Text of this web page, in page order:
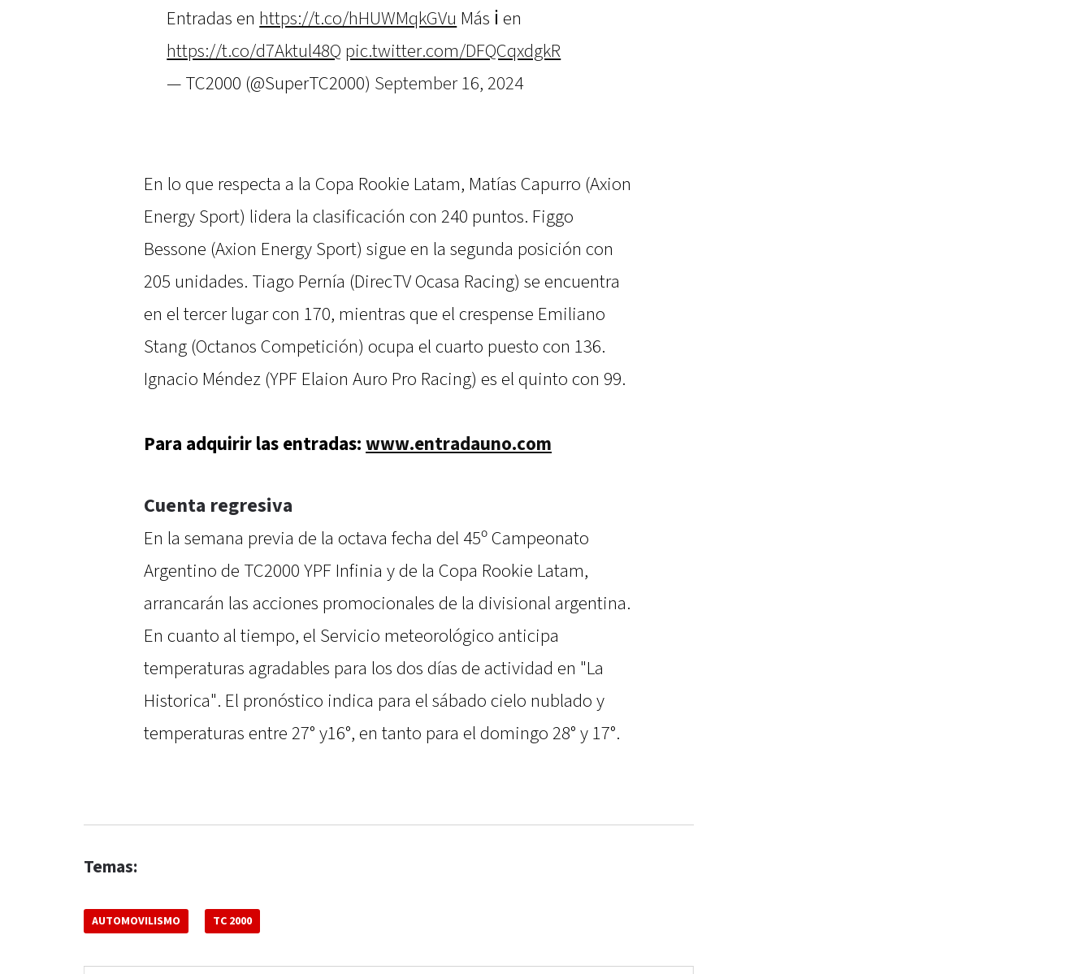
Entradas en https://t.co/hHUWMqkGVu Más ℹ️ en
https://t.co/d7Aktul48Q pic.twitter.com/DFQCqxdgkR
— TC2000 (@SuperTC2000) September 16, 2024
En lo que respecta a la Copa Rookie Latam, Matías Capurro (Axion
Energy Sport) lidera la clasificación con 240 puntos. Figgo
Bessone (Axion Energy Sport) sigue en la segunda posición con
205 unidades. Tiago Pernía (DirecTV Ocasa Racing) se encuentra
en el tercer lugar con 170, mientras que el crespense Emiliano
Stang (Octanos Competición) ocupa el cuarto puesto con 136.
Ignacio Méndez (YPF Elaion Auro Pro Racing) es el quinto con 99.
Para adquirir las entradas: www.entradauno.com
Cuenta regresiva
En la semana previa de la octava fecha del 45º Campeonato
Argentino de TC2000 YPF Infinia y de la Copa Rookie Latam,
arrancarán las acciones promocionales de la divisional argentina.
En cuanto al tiempo, el Servicio meteorológico anticipa
temperaturas agradables para los dos días de actividad en "La
Historica". El pronóstico indica para el sábado cielo nublado y
temperaturas entre 27° y16°, en tanto para el domingo 28° y 17°.
Temas:
AUTOMOVILISMO TC 2000